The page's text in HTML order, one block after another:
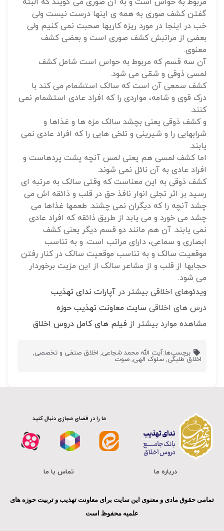
گفتن کشف صوری به همه ی اینها درست نیست ولی
خب در اینجا در مورد ریزه کاریها صحبت نمی کنیم ولی
بعضی از مراتبش کشف صوری است و بعضی کشف
معنوی.
آن سه قسم که مربوط به حواس است شامل کشف
لمسی ذوقی و شمّی می شود.
کشف سمعی آن است که سالک استشمام می کند با
درک قوی و شامه، مواردی را که افراد عادی استشمام نمی
کنند.
و کشف ذوقی یعنی بچشد سالک مزه ها و غذاها و
شرابهایی را و شیرینی و تلخی هایی را که افراد عادی نمی
یابند.
اما کشف لمسی هم یعنی لمس آنچه پشت پردهاست و
افراد عادی به آن نائل نمی شوند.
کشف ذوقی به این معناست که وقتی سالک به مرتبه ای
رسید بر اثر تجلی انوار نافذ حق در قلب و ذائقه اش می
چشد آنچه را که دیگران نمی چشند. طعمها غذاها می
چشد می خورد و می یابد از طریق ذائقه که افراد عادی
نمی یابند. آن هم مانند دو قسم دیگر یعنی کشف
ابصاری و سماعی، دارای مراتب است. و به تناسب
موقعیت سالک و به تناسب موقعیت سالک در کنار رفتن
حجابها از قلب و از مشاعر سالک از این مزیت برخوردار
می شود.
ویدئوهای اخلاقی بیشتر در آپارات ندای تهذیب
درس های اخلاقی سایت معاونت تهذیب حوزه
مشاهده موارد بیشتر از فیلم های کامل دروس اخلاق
برچسب‌ها:آیت الله محمد شجاعی, اخلاق صنفی و تخصصی,
اخلاق طلبگی, سلوک الهی, صوت
ما را در فضای مجازی دنبال کنید
درباره ما تماس با ما
تمامی حقوق مادی و معنوی این سایت برای معاونت تهذیب و تربیت حوزه های
علمیه محفوظ است